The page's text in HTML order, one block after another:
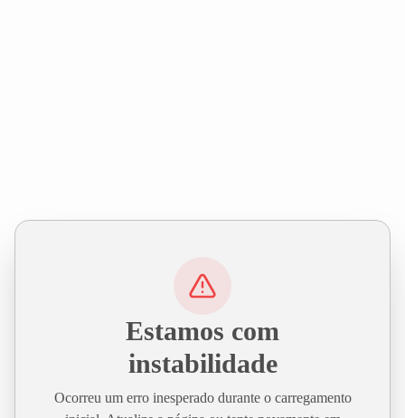
Estamos com
instabilidade
Ocorreu um erro inesperado durante o carregamento